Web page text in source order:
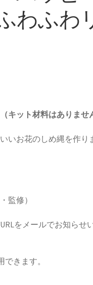
わふわ
キット材料はありませ
いお花のしめ縄を作り
監修）
をメールでお知らせ
きます。